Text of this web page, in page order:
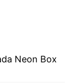
Neon Box